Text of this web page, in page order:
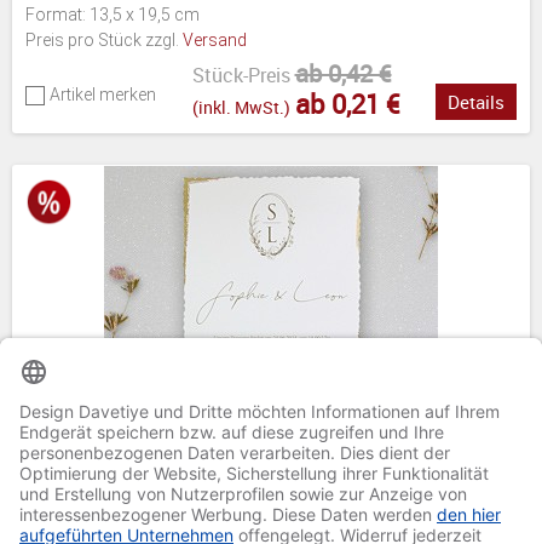
Format: 13,5 x 19,5 cm
Preis pro Stück zzgl. Versand
Artikel merken
Stück-Preisab 0,42 €
(inkl. MwSt.) ab 0,21 € Details
Artikel-Nr.:77003-01
Karte 77003-01
Papierstärke: 350 g/m²